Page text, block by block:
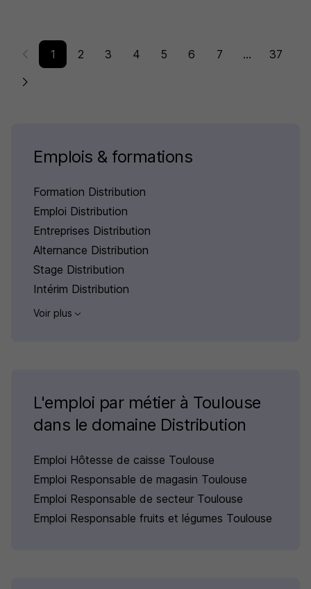
1 2 3 4 5 6 7 ... 37
Emplois & formations
Formation Distribution
Emploi Distribution
Entreprises Distribution
Alternance Distribution
Stage Distribution
Intérim Distribution
Voir plus
L'emploi par métier à Toulouse
dans le domaine Distribution
Emploi Hôtesse de caisse Toulouse
Emploi Responsable de magasin Toulouse
Emploi Responsable de secteur Toulouse
Emploi Responsable fruits et légumes Toulouse